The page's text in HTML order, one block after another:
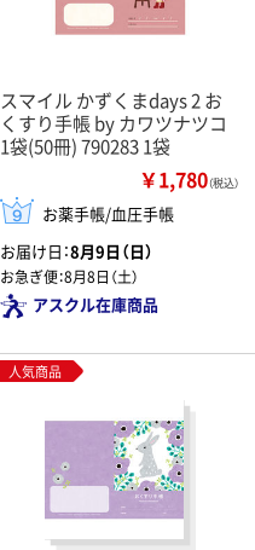
スマイル かずくまdays 2 お
くすり手帳 by カワツナツコ
1袋(50冊) 790283 1袋
￥1,780（税込）
お薬手帳/血圧手帳
お届け日：8月9日（日）
お急ぎ便：8月8日（土）
アスクル在庫商品
人気商品